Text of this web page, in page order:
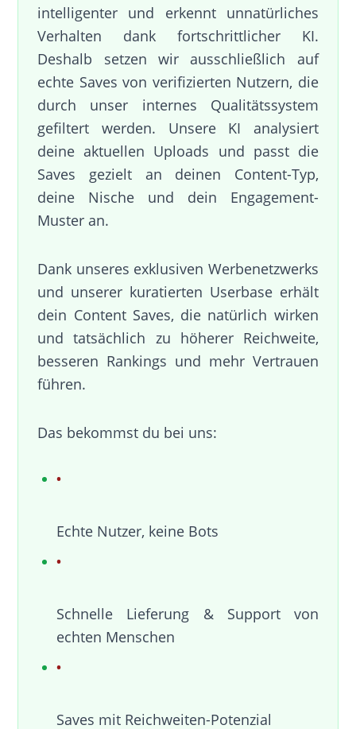
intelligenter und erkennt unnatürliches
Verhalten dank fortschrittlicher KI.
Deshalb setzen wir ausschließlich auf
echte Saves von verifizierten Nutzern, die
durch unser internes Qualitätssystem
gefiltert werden. Unsere KI analysiert
deine aktuellen Uploads und passt die
Saves gezielt an deinen Content-Typ,
deine Nische und dein Engagement-
Muster an.
Dank unseres exklusiven Werbenetzwerks
und unserer kuratierten Userbase erhält
dein Content Saves, die natürlich wirken
und tatsächlich zu höherer Reichweite,
besseren Rankings und mehr Vertrauen
führen.
Das bekommst du bei uns:
Echte Nutzer, keine Bots
Schnelle Lieferung & Support von
echten Menschen
Saves mit Reichweiten-Potenzial